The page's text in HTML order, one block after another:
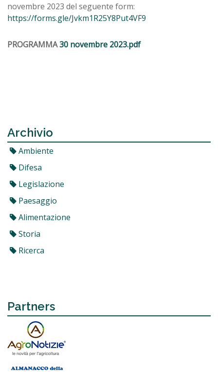
novembre 2023 del seguente form:
https://forms.gle/Jvkm1R25Y8Put4VF9
PROGRAMMA30 novembre 2023.pdf
Archivio
Ambiente
Difesa
Legislazione
Paesaggio
Alimentazione
Storia
Ricerca
Partners